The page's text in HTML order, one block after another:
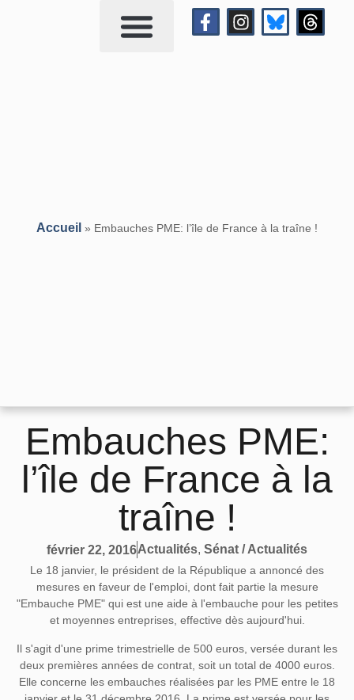
Accueil » Embauches PME: l’île de France à la traîne !
Embauches PME:
l’île de France à la
traîne !
février 22, 2016Actualités, Sénat / Actualités
Le 18 janvier, le président de la République a annoncé des
mesures en faveur de l'emploi, dont fait partie la mesure
"Embauche PME" qui est une aide à l'embauche pour les petites
et moyennes entreprises, effective dès aujourd'hui.
Il s'agit d'une prime trimestrielle de 500 euros, versée durant les
deux premières années de contrat, soit un total de 4000 euros.
Elle concerne les embauches réalisées par les PME entre le 18